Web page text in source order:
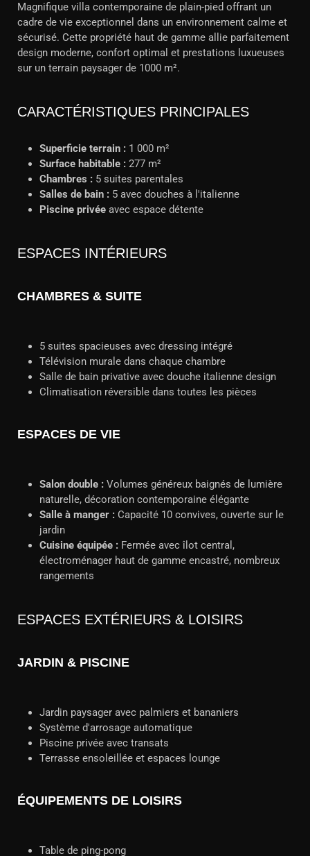
Magnifique villa contemporaine de plain-pied offrant un
cadre de vie exceptionnel dans un environnement calme et
sécurisé. Cette propriété haut de gamme allie parfaitement
design moderne, confort optimal et prestations luxueuses
sur un terrain paysager de 1000 m².
CARACTÉRISTIQUES PRINCIPALES
Superficie terrain : 1 000 m²
Surface habitable : 277 m²
Chambres : 5 suites parentales
Salles de bain : 5 avec douches à l'italienne
Piscine privée avec espace détente
ESPACES INTÉRIEURS
CHAMBRES & SUITE
5 suites spacieuses avec dressing intégré
Télévision murale dans chaque chambre
Salle de bain privative avec douche italienne design
Climatisation réversible dans toutes les pièces
ESPACES DE VIE
Salon double : Volumes généreux baignés de lumière
naturelle, décoration contemporaine élégante
Salle à manger : Capacité 10 convives, ouverte sur le
jardin
Cuisine équipée : Fermée avec îlot central,
électroménager haut de gamme encastré, nombreux
rangements
ESPACES EXTÉRIEURS & LOISIRS
JARDIN & PISCINE
Jardin paysager avec palmiers et bananiers
Système d'arrosage automatique
Piscine privée avec transats
Terrasse ensoleillée et espaces lounge
ÉQUIPEMENTS DE LOISIRS
Table de ping-pong